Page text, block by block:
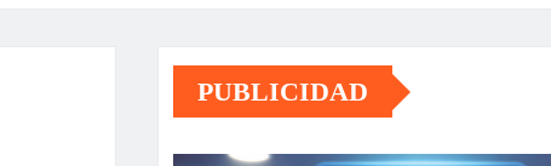
PUBLICIDAD